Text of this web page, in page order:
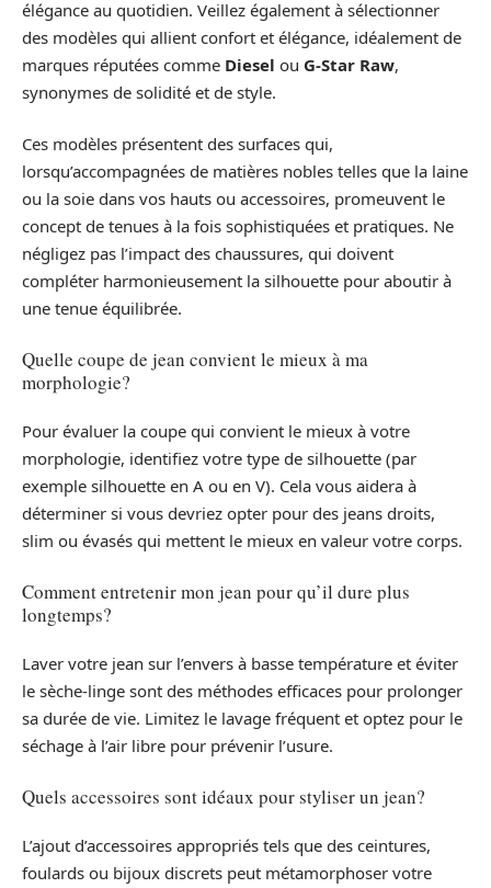
élégance au quotidien. Veillez également à sélectionner
des modèles qui allient confort et élégance, idéalement de
marques réputées comme Diesel ou G-Star Raw,
synonymes de solidité et de style.
Ces modèles présentent des surfaces qui,
lorsqu’accompagnées de matières nobles telles que la laine
ou la soie dans vos hauts ou accessoires, promeuvent le
concept de tenues à la fois sophistiquées et pratiques. Ne
négligez pas l’impact des chaussures, qui doivent
compléter harmonieusement la silhouette pour aboutir à
une tenue équilibrée.
Quelle coupe de jean convient le mieux à ma
morphologie?
Pour évaluer la coupe qui convient le mieux à votre
morphologie, identifiez votre type de silhouette (par
exemple silhouette en A ou en V). Cela vous aidera à
déterminer si vous devriez opter pour des jeans droits,
slim ou évasés qui mettent le mieux en valeur votre corps.
Comment entretenir mon jean pour qu’il dure plus
longtemps?
Laver votre jean sur l’envers à basse température et éviter
le sèche-linge sont des méthodes efficaces pour prolonger
sa durée de vie. Limitez le lavage fréquent et optez pour le
séchage à l’air libre pour prévenir l’usure.
Quels accessoires sont idéaux pour styliser un jean?
L’ajout d’accessoires appropriés tels que des ceintures,
foulards ou bijoux discrets peut métamorphoser votre